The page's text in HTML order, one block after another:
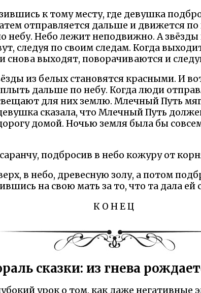
к тому месту, где девушка
отправляется дальше и движется
небу. Небо лежит неподвижно. А звёзды
следуя по своим следам. Когда
снова выходят, поворачиваются и
из белых становятся красными. И
дальше по небу. Когда люди
для них землю. Млечный Путь
сказала, что Млечный Путь
домой. Ночью земля была бы
подбросив в небо кожуру от
в небо, древесную золу, а потом
на свою мать за то, что та дала
К О Н Е Ц
сказки: из гнева
урок о том, как даже негативные